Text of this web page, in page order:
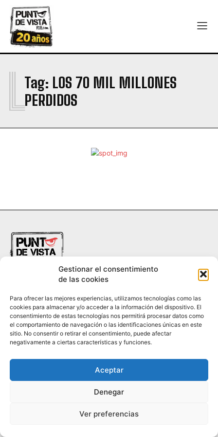
Gestionar el consentimiento
de las cookies
Para ofrecer las mejores experiencias, utilizamos tecnologías como las
cookies para almacenar y/o acceder a la información del dispositivo. El
consentimiento de estas tecnologías nos permitirá procesar datos como
el comportamiento de navegación o las identificaciones únicas en este
sitio. No consentir o retirar el consentimiento, puede afectar
negativamente a ciertas características y funciones.
Aceptar
Denegar
Ver preferencias
Tag: LOS 70 MIL MILLONES
PERDIDOS
L
HISTORIA ¿QUIÉNES SOMOS? PODCAST CONTACTO DIRECTO
© 2026 puntodevistardb.com. Fundado el 25 de julio de 2007 /
Todos los derechos reservados.